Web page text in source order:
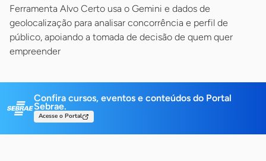
Ferramenta Alvo Certo usa o Gemini e dados de
geolocalização para analisar concorrência e perfil de
público, apoiando a tomada de decisão de quem quer
empreender
Confira cursos, eventos e conteúdos do Portal
Sebrae.
Acesse o Portal